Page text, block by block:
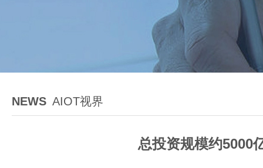
NEWS AIOT视界
总投资规模约5000